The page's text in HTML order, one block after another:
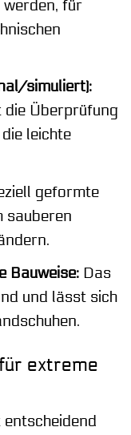
werden, für
simuliert):
die Überprüfung
leichte
geformte
sauberen
Bauweise:Das
und lässt sich
extreme